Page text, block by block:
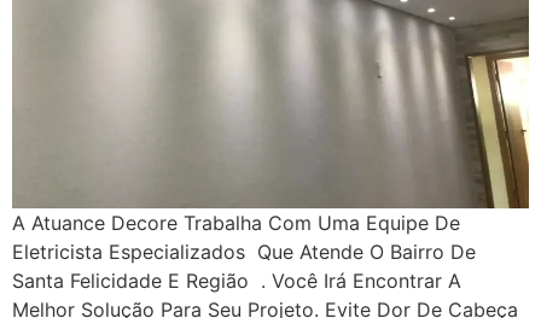
A Atuance Decore Trabalha Com Uma Equipe De
Eletricista Especializados Que Atende O Bairro De
Santa Felicidade E Região . Você Irá Encontrar A
Melhor Solução Para Seu Projeto. Evite Dor De Cabeça